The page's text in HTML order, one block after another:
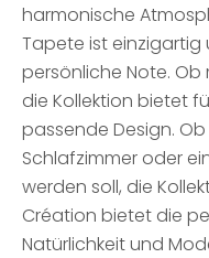
harmonische
Tapete ist einzigartig
persönliche Note.
die Kollektion bietet
passende Design.
Schlafzimmer oder
werden soll, die
Création bietet die
Natürlichkeit und